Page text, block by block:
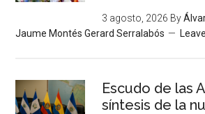
3 agosto, 2026 By
Jaume Montés Gerard Serralabós
Escudo de las
síntesis de la